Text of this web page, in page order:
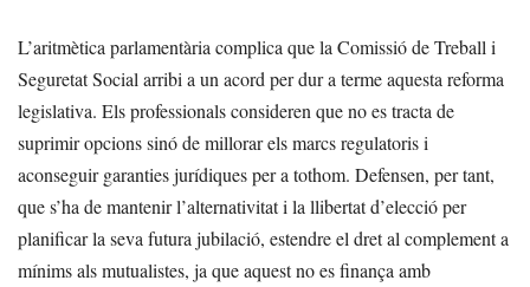
L’aritmètica parlamentària complica que la Comissió de Treball i
Seguretat Social arribi a un acord per dur a terme aquesta reforma
legislativa. Els professionals consideren que no es tracta de
suprimir opcions sinó de millorar els marcs regulatoris i
aconseguir garanties jurídiques per a tothom. Defensen, per tant,
que s’ha de mantenir l’alternativitat i la llibertat d’elecció per
planificar la seva futura jubilació, estendre el dret al complement a
mínims als mutualistes, ja que aquest no es finança amb